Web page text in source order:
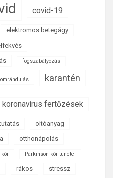
covid-19
elektromos betegágy
fogszabályozás
karantén
koronavírus fertőzések
oltóanyag
otthonápolás
kór Parkinson-kór tünetei
rákos stressz